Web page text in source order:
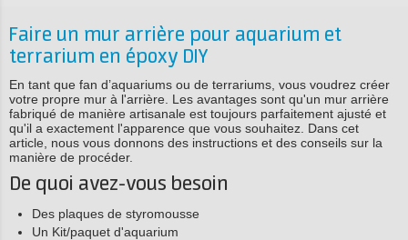
Faire un mur arrière pour aquarium et
terrarium en époxy DIY
En tant que fan d’aquariums ou de terrariums, vous voudrez créer
votre propre mur à l'arrière. Les avantages sont qu'un mur arrière
fabriqué de manière artisanale est toujours parfaitement ajusté et
qu'il a exactement l'apparence que vous souhaitez. Dans cet
article, nous vous donnons des instructions et des conseils sur la
manière de procéder.
De quoi avez-vous besoin
Des plaques de styromousse
Un Kit/paquet d'aquarium